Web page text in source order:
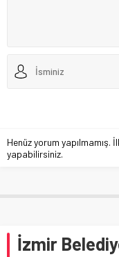
Henüz yorum yapılmamış.
yapabilirsiniz.
İzmir